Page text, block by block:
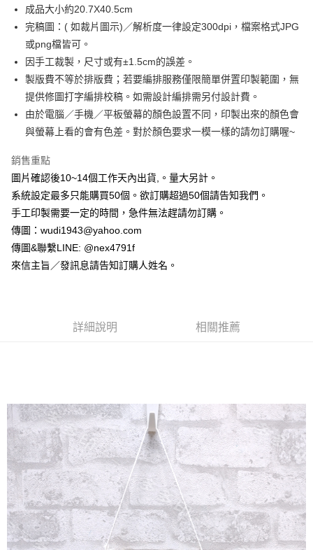
街口支付
悠遊付
全盈+PAY
AFTEE先享後付
相關說明
【關於「AFTEE先享後付」】
AFTEE先享後付是「在收到商品之後才付款」的支付方式。 讓您購物簡單
１．簡單：不需註冊會員、不需綁卡、不需儲值。
２．便利：只要手機號碼，簡訊認證，即可結帳。
【「AFTEE先享後付」結帳流程】
１．於結帳方式選擇「AFTEE先享後付」後，將跳轉至「AFTEE先享後付」
結帳頁面，進行簡訊認證並確認金額後，即可完成結帳。
２．訂單成立數日內，您將收到繳費通知簡訊。
３．收到繳費通知簡訊後14天內，點擊此簡訊中的連結，可透過四大超商／
※ 交易是否成功請以「AFTEE先享後付 」之結帳頁面顯示為準，若有關於
易，需依本服務之必要範圍內提供個人資料，並將交易相關給付款項請求債
權轉讓予恩沛科技股份有限公司。
２．關於個人資料處理事宜，請瀏覽以下網址：
https://aftee.tw/terms/#terms3
３．未成年的使用者請事先徵得法定代理人或監護人之同意方可使用
「AFTEE先享後付」，若未經同意申辦者引起之損失，本公司不負相關責
任。
４．使用「AFTEE先享後付」時，將依據個別帳號之用戶狀況，依本公司即
時審查核予不同之上限額度；若仍有額度不足之情形，本公司將視審查結果
請求用戶進行身份認證。
５．嚴禁一人註冊多個帳號或使用他人資訊註冊。若發現惡意使用之情形，
恩沛科技股份有限公司將有權停止該用戶之使用額度並採取法律行動。
ATM付款
全家付款取貨
每筆NT$65，滿NT$2,000(含以上)免運費
付款後全家取貨
每筆NT$65，滿NT$2,000(含以上)免運費
付款後7-11取貨
郵寄
每筆NT$100
成品大小約20.7X40.5cm
完稿圖：( 如裁片圖示)／解析度一律設定300dpi，檔案格式JPG
或png檔皆可。
因手工裁製，尺寸或有±1.5cm的誤差。
製版費不等於排版費；若要編排服務僅限簡單併置印製範圍，無
提供修圖打字編排校稿。如需設計編排需另付設計費。
由於電腦／手機／平板螢幕的顏色設置不同，印製出來的顏色會
與螢幕上看的會有色差。對於顏色要求一模一樣的請勿訂購喔~
銷售重點
圖片確認後10~14個工作天內出貨,。量大另計。
系統設定最多只能購買50個。欲訂購超過50個請告知我們。
手工印製需要一定的時間，急件無法趕請勿訂購。
傳圖：wudi1943@yahoo.com
傳圖&聯繫LINE: @nex4791f
來信主旨／發訊息請告知訂購人姓名。
詳細說明 相關推薦